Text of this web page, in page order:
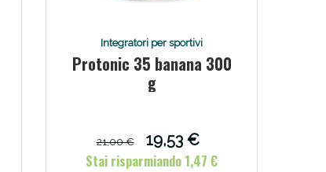
Integratori per sportivi
Protonic 35 banana 300
g
21,00 €
19,53 €
Stai risparmiando 1,47 €